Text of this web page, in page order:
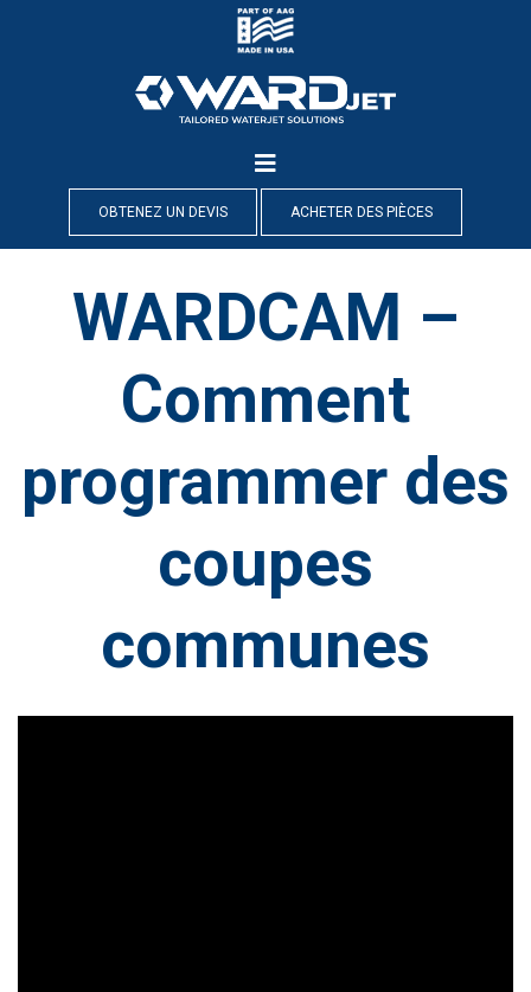
OBTENEZ UN DEVIS ACHETER DES PIÈCES
WARDCAM –
Comment
programmer des
coupes
communes